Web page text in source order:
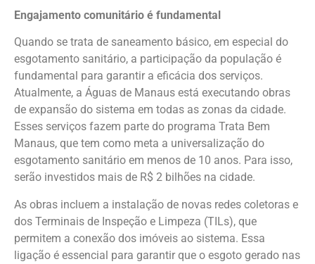
Engajamento comunitário é fundamental
Quando se trata de saneamento básico, em especial do
esgotamento sanitário, a participação da população é
fundamental para garantir a eficácia dos serviços.
Atualmente, a Águas de Manaus está executando obras
de expansão do sistema em todas as zonas da cidade.
Esses serviços fazem parte do programa Trata Bem
Manaus, que tem como meta a universalização do
esgotamento sanitário em menos de 10 anos. Para isso,
serão investidos mais de R$ 2 bilhões na cidade.
As obras incluem a instalação de novas redes coletoras e
dos Terminais de Inspeção e Limpeza (TILs), que
permitem a conexão dos imóveis ao sistema. Essa
ligação é essencial para garantir que o esgoto gerado nas